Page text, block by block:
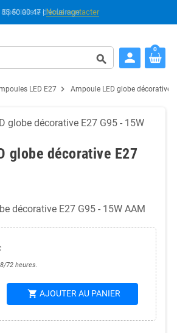
Spécialiste d'éclairage
50 00 47 |Nous contacter
search person
0
LED E27 chevron_right Ampoule LED globe décorative
globe décorative E27
décorative E27 G95 - 15W AAM
72 heures.
shopping_cart AJOUTER AU PANIER